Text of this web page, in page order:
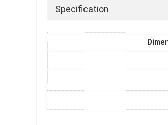
Specification